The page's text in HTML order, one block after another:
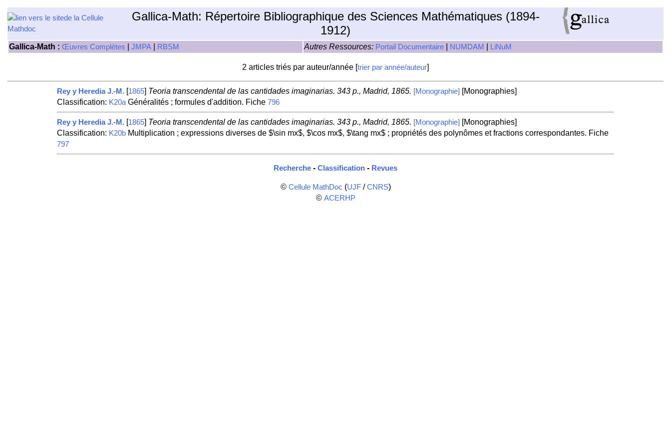
Gallica-Math: Répertoire Bibliographique des Sciences Mathématiques (1894-
1912)
Gallica-Math : Œuvres Complètes JMPA RBSM Autres Ressources: Portail Documentaire NUMDAM LiNuM
2 articles triés par auteur/année [trier par année/auteur]
Rey y Heredia J.-M. [1865] Teoria transcendental de las cantidades imaginarias. 343 p., Madrid, 1865. [Monographie] [Monographies]
Classification: K20aGénéralités ; formules d'addition. Fiche 796
Rey y Heredia J.-M. [1865] Teoria transcendental de las cantidades imaginarias. 343 p., Madrid, 1865. [Monographie] [Monographies]
Classification: K20bMultiplication ; expressions diverses de $\sin mx$, $\cos mx$, $\tang mx$ ; propriétés des polynômes et fractions correspondantes. Fiche
797
Recherche - Classification - Revues
© Cellule MathDoc (UJF/CNRS)
© ACERHP